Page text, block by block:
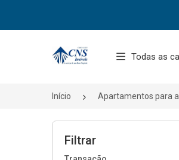
Página inicial
Todas as
Início Apartamentos para
Filtrar